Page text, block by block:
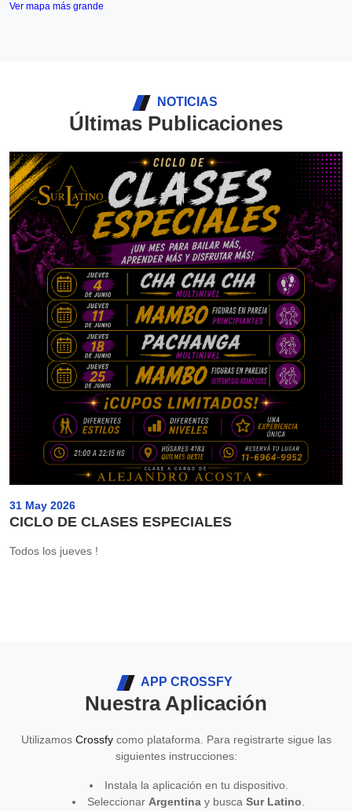
Ver mapa más grande
NOTICIAS
Últimas Publicaciones
31 May 2026
CICLO DE CLASES ESPECIALES
Todos los jueves !
APP CROSSFY
Nuestra Aplicación
Utilizamos Crossfycomo plataforma. Para registrarte sigue las
siguientes instrucciones:
Instala la aplicación en tu dispositivo.
Seleccionar Argentina y busca Sur Latino